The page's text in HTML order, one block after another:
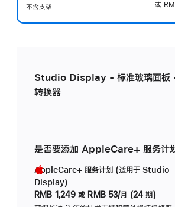
不含支架
或
Studio Display - 标准玻璃面板
转换器
是否要添加 AppleCare+ 服务计
AppleCare+ 服务计划 (适用于 Studio
Display)
RMB 1,249 或 RMB 53/月 (24 期)